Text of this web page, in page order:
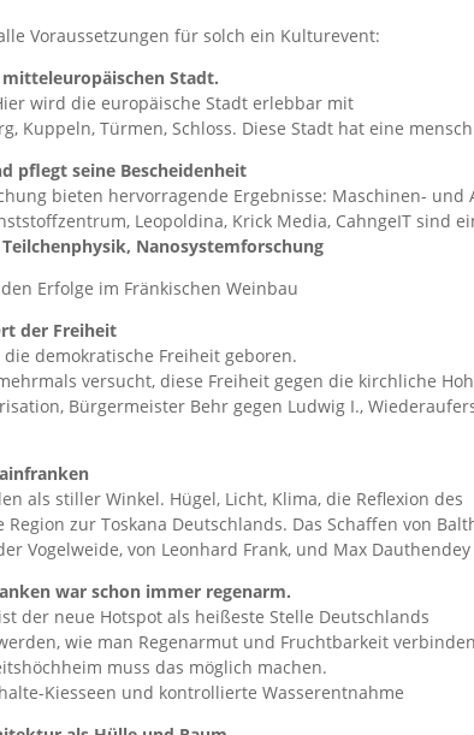
Voraussetzungen für solch ein Kulturevent:
Stadt.
wird die europäische Stadt erlebbar mit
Kuppeln, Türmen, Schloss. Diese Stadt hat eine
pflegt seine Bescheidenheit
bieten hervorragende Ergebnisse: Maschinen- und
Leopoldina, Krick Media, CahngeIT sind
Nanosystemforschung
Erfolge im Fränkischen Weinbau
der Freiheit
demokratische Freiheit geboren.
versucht, diese Freiheit gegen die kirchliche
Bürgermeister Behr gegen Ludwig I.,
als stiller Winkel. Hügel, Licht, Klima, die Reflexion des
zur Toskana Deutschlands. Das Schaffen von
Vogelweide, von Leonhard Frank, und Max
war schon immer regenarm.
der neue Hotspot als heißeste Stelle Deutschlands
wie man Regenarmut und Fruchtbarkeit
muss das möglich machen.
Kiesseen und kontrollierte Wasserentnahme